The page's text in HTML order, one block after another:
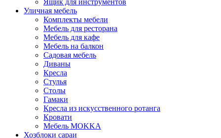
Ящик для инструментов
Уличная мебель
Комплекты мебели
Мебель для ресторана
Мебель для кафе
Мебель на балкон
Садовая мебель
Диваны
Кресла
Стулья
Столы
Гамаки
Кресла из искусственного ротанга
Кровати
Мебель MOKKA
Хозблоки сараи